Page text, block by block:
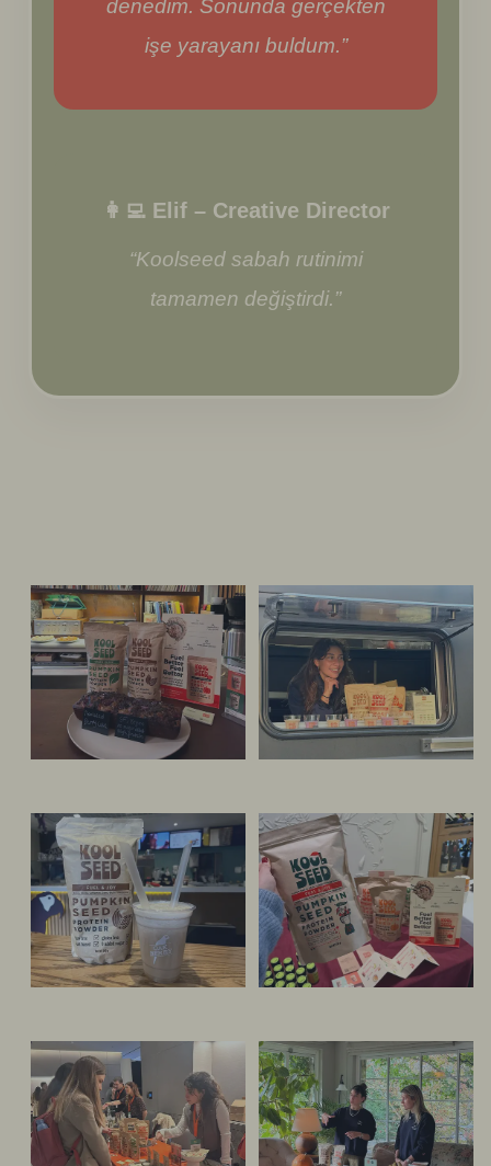
denedim. Sonunda gerçekten
işe yarayanı buldum.”
👩‍💻 Elif – Creative Director
“Koolseed sabah rutinimi
tamamen değiştirdi.”